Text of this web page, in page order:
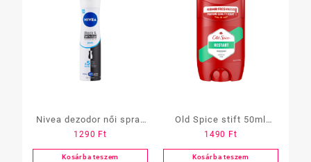
Nivea dezodor női spray
150ml
1290 Ft
Kosárba teszem
Old Spice stift 50ml
Restart
1490 Ft
Kosárba teszem